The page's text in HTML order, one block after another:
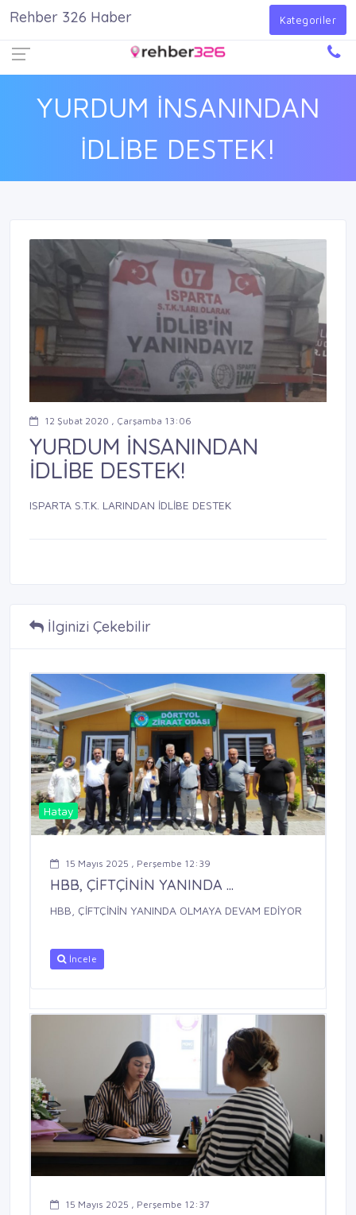
Giriş Yap
YURDUM İNSANINDAN
İDLİBE DESTEK!
Rehber 326 Haber Kategoriler
12 Şubat 2020 , Çarşamba 13:06
YURDUM İNSANINDAN
İDLİBE DESTEK!
ISPARTA S.T.K. LARINDAN İDLİBE DESTEK
İlginizi Çekebilir
Hatay
15 Mayıs 2025 , Perşembe 12:39
HBB, ÇİFTÇİNİN YANINDA ...
HBB, ÇİFTÇİNİN YANINDA OLMAYA DEVAM EDİYOR
İncele
15 Mayıs 2025 , Perşembe 12:37